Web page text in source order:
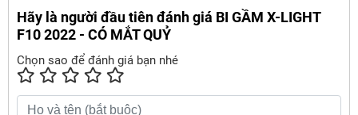
Hãy là người đầu tiên đánh giá BI GẦM X-LIGHT
F10 2022 - CÓ MẮT QUỶ
Chọn sao để đánh giá bạn nhé